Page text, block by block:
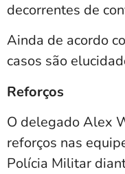
decorrentes de
Ainda de acordo
casos são
Reforços
O delegado Alex
reforços nas
Polícia Militar